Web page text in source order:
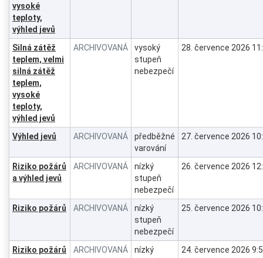
vysoké
teploty,
výhled jevů
Silná zátěž
teplem, velmi
silná zátěž
teplem,
vysoké
teploty,
výhled jevů
ARCHIVOVANÁ
vysoký
stupeň
nebezpečí
28. července 2026
Výhled jevů ARCHIVOVANÁ
předběžné
varování
27. července 2026
Riziko požárů
a výhled jevů
ARCHIVOVANÁ
nízký
stupeň
nebezpečí
26. července 2026
Riziko požárů ARCHIVOVANÁ
nízký
stupeň
nebezpečí
25. července 2026
Riziko požárů ARCHIVOVANÁ
nízký
24. července 2026